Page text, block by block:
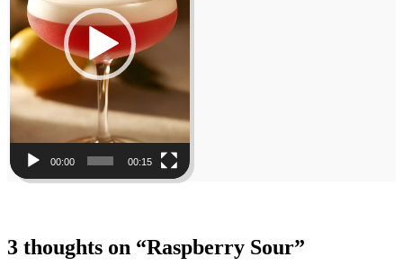
00:00 00:15
3 thoughts on “Raspberry Sour”